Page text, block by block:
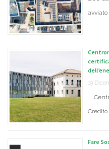
avviato
19
Credito
Fare